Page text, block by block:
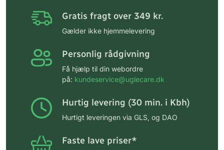
Gratis fragt over 349 kr.
Gælder ikke hjemmelevering
Personlig rådgivning
Få hjælp til din webordre
på: kundeservice@uglecare.dk
Hurtig levering (30 min. i Kbh)
Hurtigt leveringen via GLS, og DAO
Faste lave priser*